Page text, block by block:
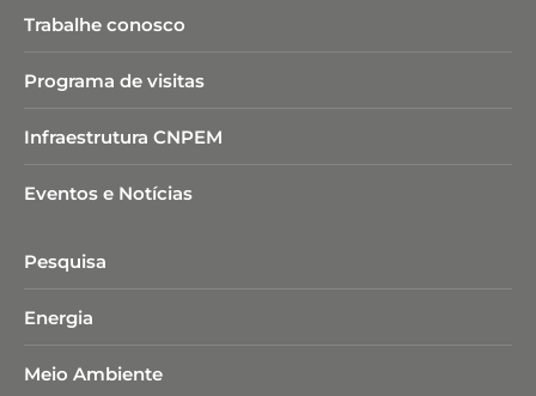
Trabalhe conosco
Programa de visitas
Infraestrutura CNPEM
Eventos e Notícias
Pesquisa
Energia
Meio Ambiente